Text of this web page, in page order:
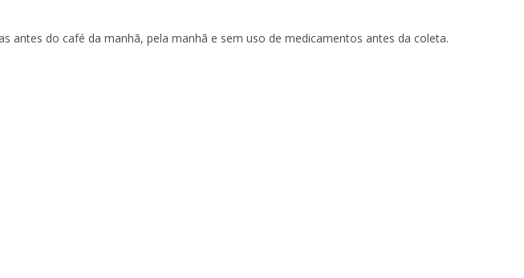
antes do café da manhã, pela manhã e sem uso de medicamentos antes da coleta.